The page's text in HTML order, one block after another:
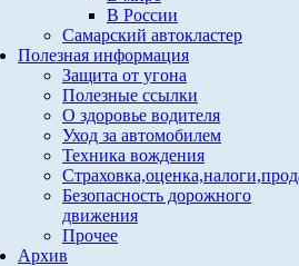
В России
Самарский автокластер
Полезная информация
Защита от угона
Полезные ссылки
О здоровье водителя
Уход за автомобилем
Техника вождения
Безопасность дорожного
движения
Прочее
Архив